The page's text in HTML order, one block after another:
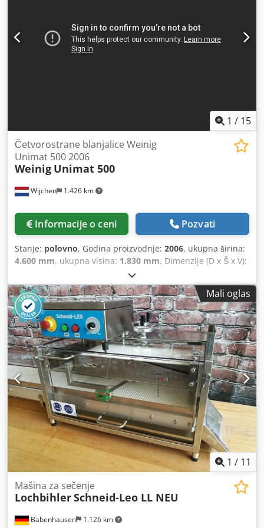
TAHOGRAF ? MOTORNA KOČNICA UKUPNA TEŽINA: 34.000
kg DIMENZIJA GUMA: 13R22,5 MEĐUOSOVINSKO
RASTOJANJE: 175/280/135 cm OJAČANO OPRUŽNO VEŠANJE
1 / 15
Wijchen 1.426 km
Četvorostrane blanjalice Weinig
Unimat 500 2006
Weinig Unimat 500
Informacije o ceni Pozvati
Stanje: polovno, Godina proizvodnje: 2006, ukupna širina:
4.600 mm, ukupna visina: 1.830 mm, Dimenzije (D x Š x V):
217 x 460 x 183 cm Cena: Na upit - Godina proizvodnje:
2006 - Dostupna dokumentacija: Ne - Prisutna CE oznaka:
Da - Prisutan CE sertifikat: Ne - Serijski broj: 107402 - Broj
vretena [kom]: 7 - Vreteno 1: - Prečnik vretena [mm]: 40 -
Vreteno 2: - Prečnik vretena [mm]: 40 - Vreteno 3: - Prečnik
vretena [mm]: 40 - Vreteno 4: - Prečnik vretena [mm]: 40 -
Dužina stola za ubacivanje [mm]: 1780 - Pogonski motor
[kW]: 5.2 - Pogonski sistem: Kardanski pogon - Prečnik
usisne mlaznice [mm]: 140 - Napon [V]: 400 - Dimenzije za
transport: 2170 mm x 4600 mm x 1830 mm (D x Š x V) -
Transportni paketi [kom]: 1 Finansijske informacije PDV:
Navedena cena je bez PDV-a PDV / Paušalno oporezivanje:
PDV se može odbiti za preduzetnike Dodpswnig Njfx
Apvskr Isporuka i prihvatanje starih uređaja moguće je u
bilo kom trenutku za sve proizvode iz industrijske oblasti.
Yorick Diebels
Mali oglas
1 / 11
Babenhausen 1.126 km
Mašina za sečenje
LochbihlerSchneid-Leo LL NEU